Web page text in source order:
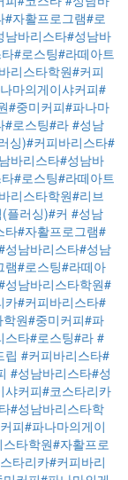
자활프로그램#로
남바리스타#성남바
#로스팅#라떼아트
리스타학원#커피
마의게이샤커피#
#중미커피#파나마
#로스팅#라 #성남
싱)#커피바리스타#
바리스타#성남바
#로스팅#라떼아트
리스타학원#리브
플러싱)#커 #성남
타#자활프로그램#
성남바리스타#성남
램#로스팅#라떼아
성남바리스타학원#
카#커피바리스타#
원#중미커피#파
스타#로스팅#라 #
립 #커피바리스타#
#성남바리스타#성
샤커피#코스타리카
#성남바리스타학
피#파나마의게이
타학원#자활프로
타리카#커피바리